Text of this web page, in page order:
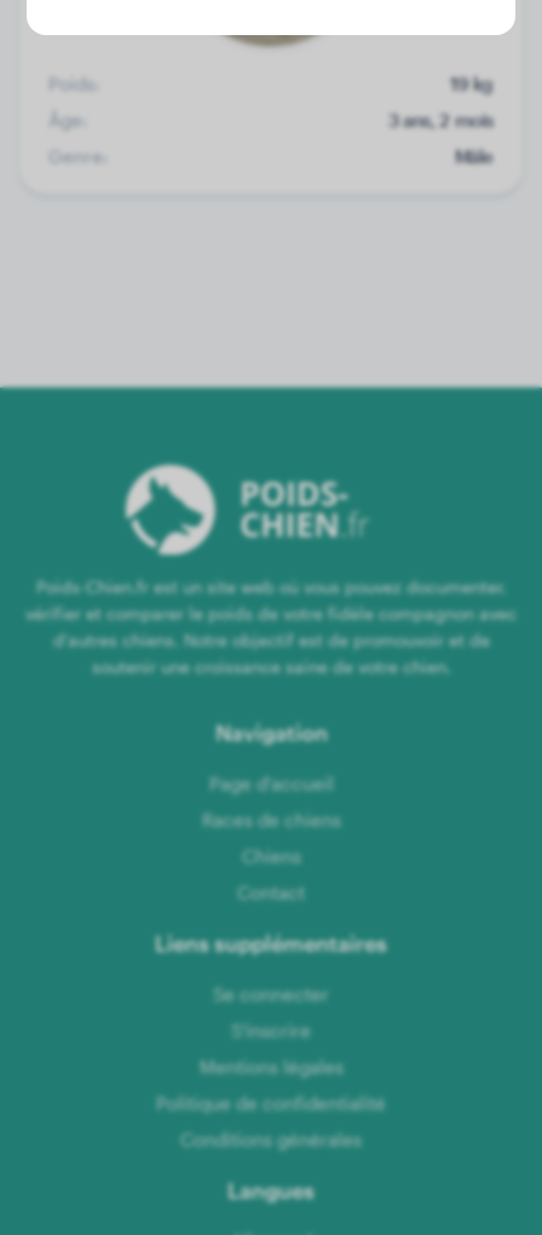
Poids:
19 kg
Âge:
3 ans, 2 mois
Genre:
Mâle
Poids-Chien.fr est un site web où vous pouvez documenter,
vérifier et comparer le poids de votre fidèle compagnon avec
d'autres chiens. Notre objectif est de promouvoir et de
soutenir une croissance saine de votre chien.
Navigation
Page d'accueil
Races de chiens
Chiens
Contact
Liens supplémentaires
Se connecter
S'inscrire
Mentions légales
Politique de confidentialité
Conditions générales
Langues